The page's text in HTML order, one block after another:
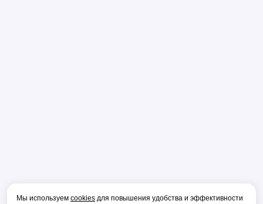
Мы используем cookies для повышения удобства и эффективности